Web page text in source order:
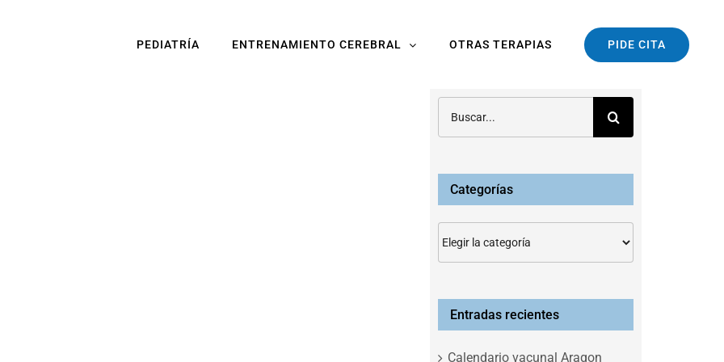
PEDIATRÍA ENTRENAMIENTO CEREBRAL OTRAS TERAPIAS PIDE CITA
Categorías
Entradas recientes
Calendario vacunal Aragon